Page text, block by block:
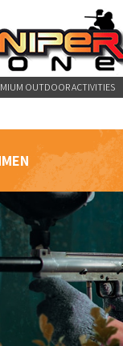
OUTDOOR ACTIVITIES